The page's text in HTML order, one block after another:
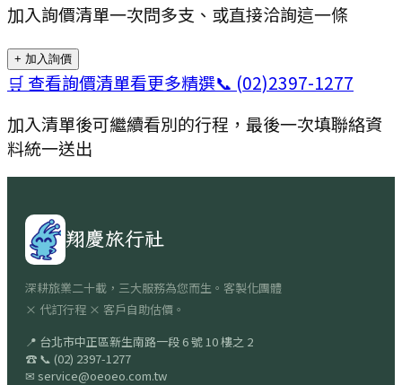
加入詢價清單一次問多支、或直接洽詢這一條
+ 加入詢價
🛒 查看詢價清單看更多精選📞 (02)2397-1277
加入清單後可繼續看別的行程，最後一次填聯絡資
料統一送出
翔慶旅行社
深耕旅業二十載，三大服務為您而生。客製化團體
× 代訂行程 × 客戶自助估價。
📍 台北市中正區新生南路一段 6 號 10 樓之 2
☎ 📞 (02) 2397-1277
✉ service@oeoeo.com.tw